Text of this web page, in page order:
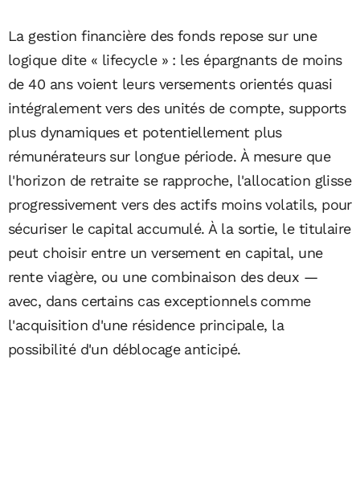
La gestion financière des fonds repose sur une
logique dite « lifecycle » : les épargnants de moins
de 40 ans voient leurs versements orientés quasi
intégralement vers des unités de compte, supports
plus dynamiques et potentiellement plus
rémunérateurs sur longue période. À mesure que
l'horizon de retraite se rapproche, l'allocation glisse
progressivement vers des actifs moins volatils, pour
sécuriser le capital accumulé. À la sortie, le titulaire
peut choisir entre un versement en capital, une
rente viagère, ou une combinaison des deux —
avec, dans certains cas exceptionnels comme
l'acquisition d'une résidence principale, la
possibilité d'un déblocage anticipé.